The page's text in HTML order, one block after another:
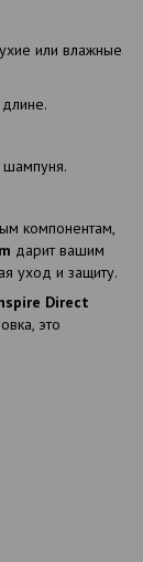
или влажные
шампуня.
компонентам,
дарит вашим
уход и защиту.
Direct
это